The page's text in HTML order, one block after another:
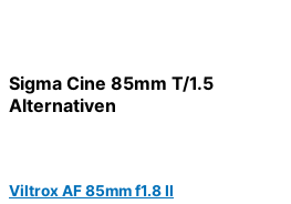
Sigma Cine 85mm T/1.5
Alternativen
Viltrox AF 85mm f1.8 II